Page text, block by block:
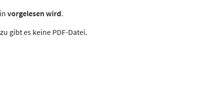
vorgelesen wird.
gibt es keine PDF-Datei.